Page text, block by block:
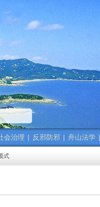
会治理 | 反邪防邪 | 舟山法学 |
第一会”精神
国致全省政法干警的新春贺词
工作
式
（扩大）会议召开